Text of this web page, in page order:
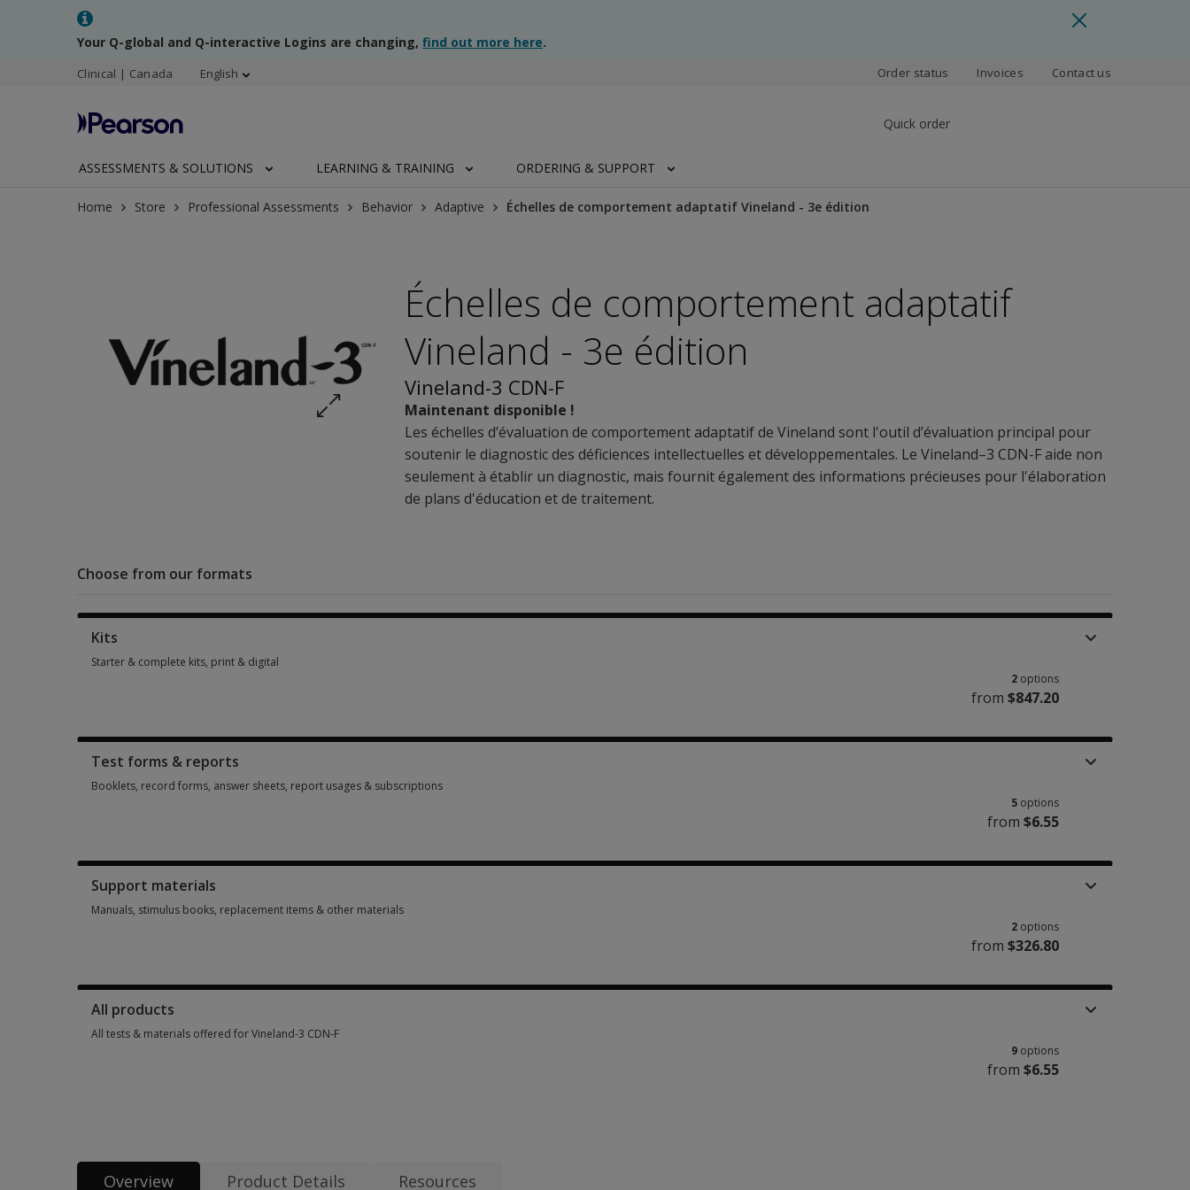
Your Q-global and Q-interactive Logins are changing, find out more here.
Clinical | Canada English Order status Invoices Contact us
Quick order
ASSESSMENTS & SOLUTIONS LEARNING & TRAINING ORDERING & SUPPORT
Home Store Professional Assessments Behavior Adaptive Échelles de comportement adaptatif Vineland - 3e édition
Échelles de comportement adaptatif
Vineland - 3e édition
Vineland-3 CDN-F
Maintenant disponible !
Les échelles d’évaluation de comportement adaptatif de Vineland sont l'outil d’évaluation principal pour
soutenir le diagnostic des déficiences intellectuelles et développementales. Le Vineland–3 CDN-F aide non
seulement à établir un diagnostic, mais fournit également des informations précieuses pour l'élaboration
de plans d'éducation et de traitement.
Choose from our formats
Kits
Starter & complete kits, print & digital
2 options
from $847.20
Test forms & reports
Booklets, record forms, answer sheets, report usages & subscriptions
5 options
from $6.55
Support materials
Manuals, stimulus books, replacement items & other materials
2 options
from $326.80
All products
All tests & materials offered for Vineland-3 CDN-F
9 options
from $6.55
Overview Product Details Resources